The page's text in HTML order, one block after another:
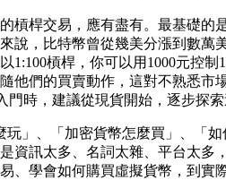
桿交易，應有盡有。最基礎
，比特幣曾從幾美分漲到數
槓桿，你可以用1000元控
們的買賣動作，這對不熟悉
時，建議從現貨開始，逐步探
」、「加密貨幣怎麼買」、「
訊太多、名詞太雜、平台太
學會如何購買虛擬貨幣，到實